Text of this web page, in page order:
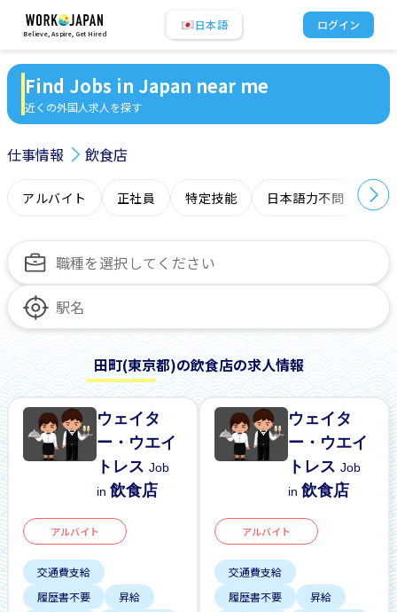
Believe, Aspire, Get Hired
日本語 ログイン
Find Jobs in Japan near me
近くの外国人求人を探す
仕事情報 飲食店
アルバイト 正社員 特定技能 日本語力不問 オ
田町(東京都)の飲食店の求人情報
ウェイタ
ー・ウエイ
トレスJob
in飲食店
アルバイト
交通費支給
履歴書不要
昇給
ウェイタ
ー・ウエイ
トレスJob
in飲食店
アルバイト
交通費支給
履歴書不要
昇給